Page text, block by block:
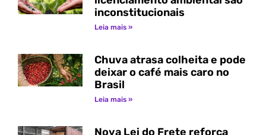
inconstitucionais
Leia mais »
Chuva atrasa colheita e pode
deixar o café mais caro no
Brasil
Leia mais »
Nova Lei do Frete reforça